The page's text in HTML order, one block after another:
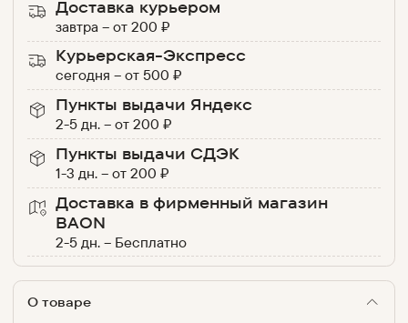
Доставка курьером
завтра –от200 ₽
Курьерская-Экспресс
сегодня –от500 ₽
Пункты выдачи Яндекс
2-5 дн. –от200 ₽
Пункты выдачи СДЭК
1-3 дн. –от200 ₽
Доставка в фирменный магазин
BAON
2-5 дн. – Бесплатно
О товаре